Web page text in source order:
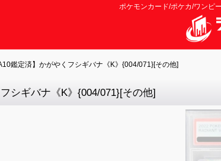
ポケモンカード/ポケカ/ワンピ
鑑定済】かがやくフシギバナ《K》{004/071}[その他]
シギバナ《K》{004/071}[その他]